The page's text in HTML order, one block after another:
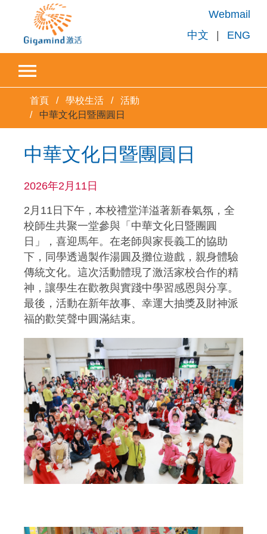
Webmail
中文
| ENG
首頁 學校生活
活動
中華文化日暨團圓日
中華文化日暨團圓日
2026年2月11日
2月11日下午，本校禮堂洋溢著新春氣氛，全
校師生共聚一堂參與「中華文化日暨團圓
日」，喜迎馬年。在老師與家長義工的協助
下，同學透過製作湯圓及攤位遊戲，親身體驗
傳統文化。這次活動體現了激活家校合作的精
神，讓學生在歡教與實踐中學習感恩與分享。
最後，活動在新年故事、幸運大抽獎及財神派
福的歡笑聲中圓滿結束。